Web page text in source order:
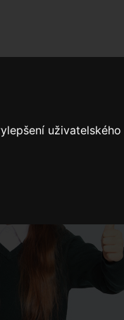
oblasti ZŠ